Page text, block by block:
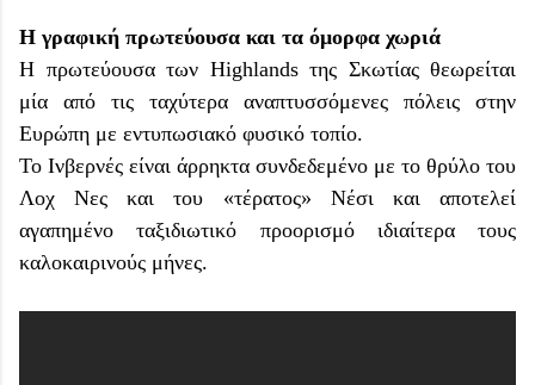
Η γραφική πρωτεύουσα και τα όμορφα χωριά
Η πρωτεύουσα των Highlands της Σκωτίας θεωρείται
μία από τις ταχύτερα αναπτυσσόμενες πόλεις στην
Ευρώπη με εντυπωσιακό φυσικό τοπίο.
Το Ινβερνές είναι άρρηκτα συνδεδεμένο με το θρύλο του
Λοχ Νες και του «τέρατος» Νέσι και αποτελεί
αγαπημένο ταξιδιωτικό προορισμό ιδιαίτερα τους
καλοκαιρινούς μήνες.